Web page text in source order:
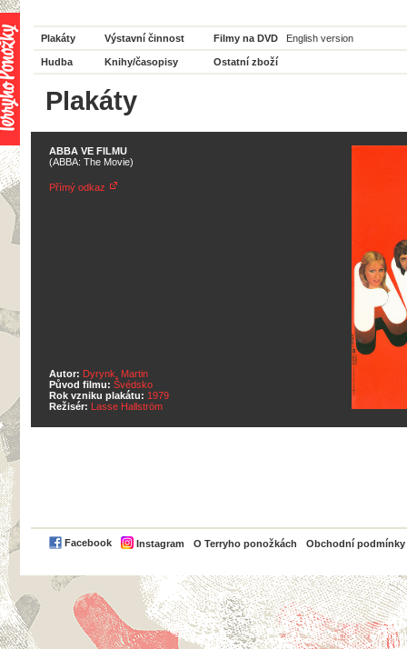
Plakáty Výstavní činnost Filmy na DVD English version
Hudba Knihy/časopisy Ostatní zboží
Plakáty
ABBA VE FILMU
(ABBA: The Movie)
Přímý odkaz
Autor: Dyrynk, Martin
Původ filmu: Švédsko
Rok vzniku plakátu: 1979
Režisér: Lasse Hallström
Facebook Instagram O Terryho ponožkách Obchodní podmínky
PayPal